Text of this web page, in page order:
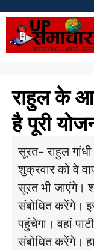
content
राहुल के
है पूरी
सूरत– राहुल
शुक्रवार को वे
सूरत भी जाएंगे।
संबोधित करेंगे।
पहुंचेगा। वहां
संबोधित करेंगे।